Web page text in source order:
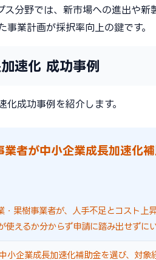
ス分野では、新市場への進出や
事業計画が採択率向上の鍵です。
速化 成功事例
化成功事例を紹介します。
業者が中小企業成長加速化
・果樹事業者が、人手不足とコスト上
使えるか分からず申請に踏み出せずにい
小企業成長加速化補助金を選び、対